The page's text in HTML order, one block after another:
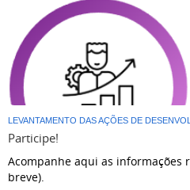
LEVANTAMENTO DAS AÇÕES DE
Participe!
Acompanhe aqui as informações
breve).